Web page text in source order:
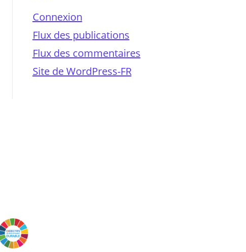
Connexion
Flux des publications
Flux des commentaires
Site de WordPress-FR